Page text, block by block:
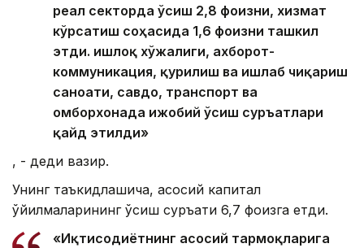
реал секторда ўсиш 2,8 фоизни, хизмат
кўрсатиш соҳасида 1,6 фоизни ташкил
этди. Қишлоқ хўжалиги, ахборот-
коммуникация, қурилиш ва ишлаб чиқариш
саноати, савдо, транспорт ва
омборхонада ижобий ўсиш суръатлари
қайд этилди»
, - деди вазир.
Унинг таъкидлашича, асосий капитал
қўйилмаларининг ўсиш суръати 6,7 фоизга етди.
«Иқтисодиётнинг асосий тармоқларига